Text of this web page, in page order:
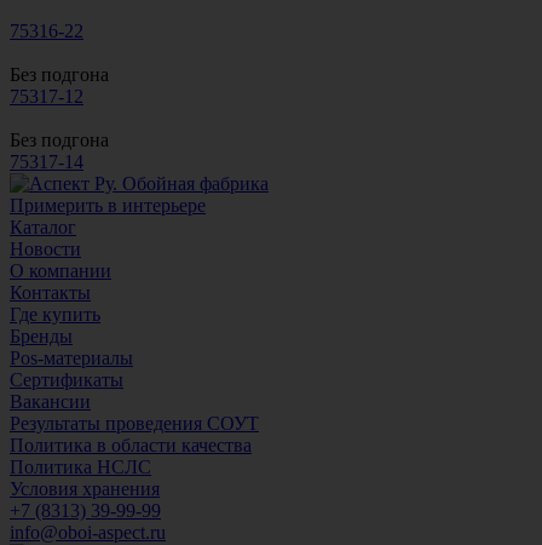
75316-22
Без подгона
75317-12
Без подгона
75317-14
Примерить в интерьере
Каталог
Новости
О компании
Контакты
Где купить
Бренды
Pos-материалы
Сертификаты
Вакансии
Результаты проведения СОУТ
Политика в области качества
Политика НСЛС
Условия хранения
+7 (8313) 39-99-99
info@oboi-aspect.ru